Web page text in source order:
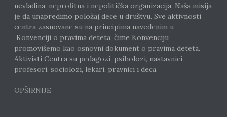
nevladina, neprofitna i nepolitička organizacija. Naša misija
je da unapredimo položaj dece u društvu. Sve aktivnosti
centra zasnovane su na principima navedenim u
Konvenciji o pravima deteta, čime Konvenciju
promovišemo kao osnovni dokument o pravima deteta.
Aktivisti Centra su pedagozi, psiholozi, nastavnici,
profesori, sociolozi, lekari, pravnici i deca.
OPŠIRNIJE